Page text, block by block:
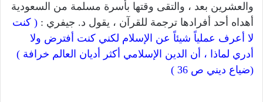
والعشرين بعد ، والتقى وقتها بأسرة مسلمة من السعودية
أهداه أحد أفرادها ترجمة للقرآن ، يقول د. جيفري : ( كنت
لا أعرف عملياً شيئاً عن الإسلام لكني كنت أفترض ولا
أدري لماذا ، أن الدين الإسلامي أكثر أديان العالم خرافة )
(ضياع ديني ص 36 )